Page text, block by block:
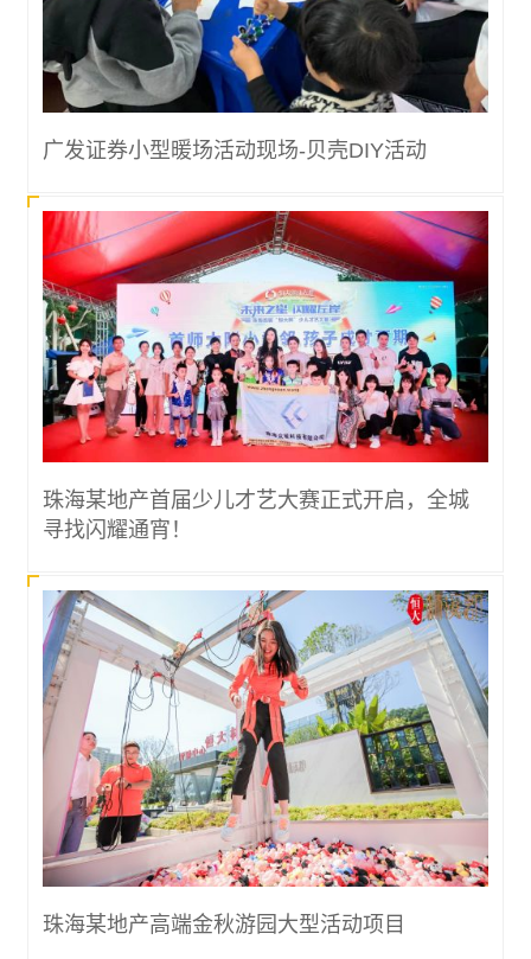
广发证券小型暖场活动现场-贝壳DIY活动
珠海某地产首届少儿才艺大赛正式开启，全城
寻找闪耀通宵！
珠海某地产高端金秋游园大型活动项目